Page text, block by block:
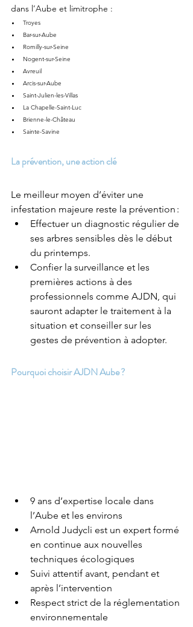
dans l’Aube et limitrophe :
Troyes
Bar-sur-Aube
Romilly-sur-Seine
Nogent-sur-Seine
Avreuil
Arcis-sur-Aube
Saint-Julien-les-Villas
La Chapelle-Saint-Luc
Brienne-le-Château
Sainte-Savine
La prévention, une action clé
Le meilleur moyen d’éviter une
infestation majeure reste la prévention :
Effectuer un diagnostic régulier de
ses arbres sensibles dès le début
du printemps.
Confier la surveillance et les
premières actions à des
professionnels comme AJDN, qui
sauront adapter le traitement à la
situation et conseiller sur les
gestes de prévention à adopter.
Pourquoi choisir AJDN Aube ?
9 ans d’expertise locale dans
l’Aube et les environs
Arnold Judycli est un expert formé
en continue aux nouvelles
techniques écologiques
Suivi attentif avant, pendant et
après l’intervention
Respect strict de la réglementation
environnementale